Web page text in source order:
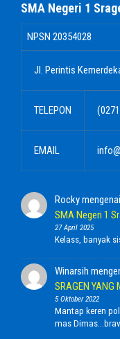
SMA Negeri 1
NPSN 20354028
Jl. Perintis
TELEPON
EMAIL
Rockymengenai
SMA Negeri 1
27 April 2025
Kelass, banyak
Winarsih
SRAGEN YANG
5 Oktober 2022
Mantap keren
mas